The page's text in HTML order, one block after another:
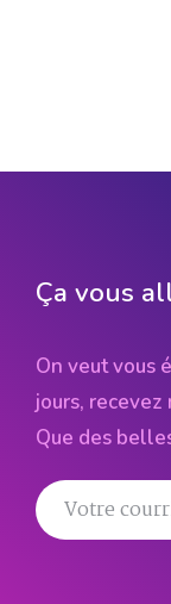
Ça vous
On veut vous
jours,
Que des